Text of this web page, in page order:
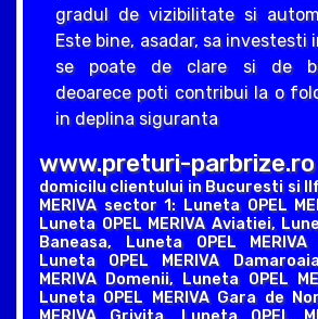
gradul de vizibilitate si
Este bine, asadar, sa investesti
se poate de clare si de
deoarece poti contribui la o
in deplina siguranta
www.preturi-parbrize.ro
domicilu clientului in Bucuresti si
MERIVA sector 1: Luneta OPEL
Luneta OPEL MERIVA Aviatiei,
Baneasa, Luneta OPEL
Luneta OPEL MERIVA
MERIVA Domenii, Luneta OPEL
Luneta OPEL MERIVA Gara de